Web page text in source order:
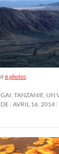
6 photos.
TANZANIE, UN
AVRIL 16, 2014